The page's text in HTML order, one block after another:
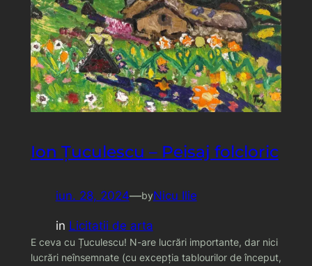
Ion Țuculescu – Peisaj folcloric
iun. 28, 2024—byNicu Ilie
in Licitatii de arta
E ceva cu Țuculescu! N-are lucrări importante, dar nici
lucrări neînsemnate (cu excepția tablourilor de început,